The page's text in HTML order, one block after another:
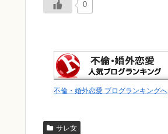
0
不倫・婚外恋愛 ブログランキングへ
サレ女